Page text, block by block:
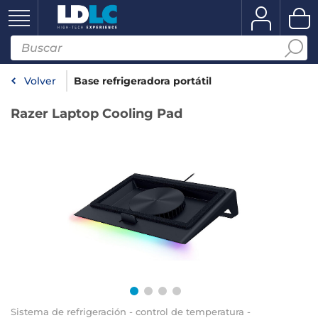
Volver Base refrigeradora portátil
Razer Laptop Cooling Pad
Sistema de refrigeración - control de temperatura -